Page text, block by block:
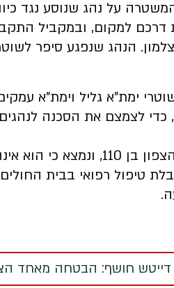
על נהג שנוסע נגד
דרכם למקום, ובמקביל
הנהג שנפגע סיפר
ימת"א גליל וימת"א
כדי לצמצם את הסכנה
ברכב אותר הנהג, תושב
טיפול רפואי בבית
דייטש חושף: הבטחה מאחד